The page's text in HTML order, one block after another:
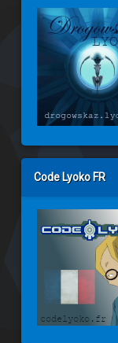
Code Lyoko FR